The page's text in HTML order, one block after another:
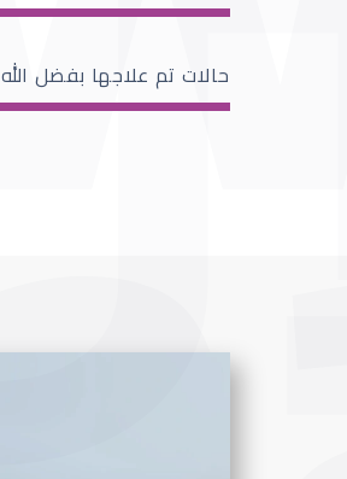
حالات تم علاجها بفضل الله